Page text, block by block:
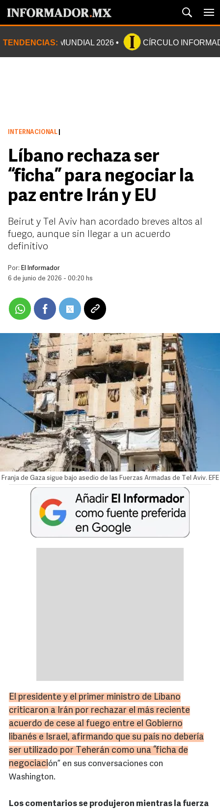
TENDENCIAS: MUNDIAL 2026 CÍRCULO
INTERNACIONAL
Líbano rechaza ser
“ficha” para negociar la
paz entre Irán y EU
Beirut y Tel Aviv han acordado breves altos al
fuego, aunque sin llegar a un acuerdo
definitivo
Por: El Informador
6 de junio de 2026 - 00:20 hs
Franja de Gaza sigue bajo asedio de las Fuerzas Armadas de Tel Aviv. EFE
El presidente y el primer ministro de Líbano
criticaron a Irán por rechazar el más reciente
acuerdo de cese al fuego entre el Gobierno
libanés e Israel, afirmando que su país no debería
ser utilizado por Teherán como una “ficha de
negociación” en sus conversaciones con
Washington.
Los comentarios se produjeron mientras la fuerza